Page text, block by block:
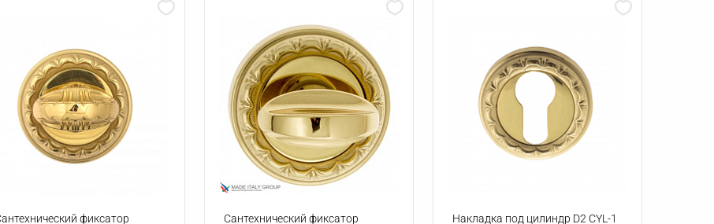
фиксатор
Сантехнический фиксатор
Накладка под цилиндр D2 CYL-1